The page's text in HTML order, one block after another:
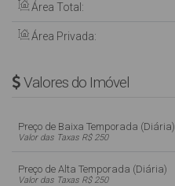
Área Total:
Área Privada:
Valores do Imóvel
Preço de Baixa Temporada (Diária)
Valor das Taxas R$ 250
Preço de Alta Temporada (Diária)
Valor das Taxas R$ 250